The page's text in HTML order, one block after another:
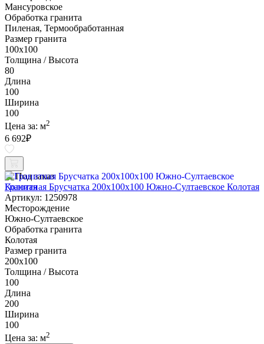
Мансуровское
Обработка гранита
Пиленая, Термообработанная
Размер гранита
100х100
Толщина / Высота
80
Длина
100
Ширина
100
Цена за: м2
6 692₽
Под заказ
Гранитная Брусчатка 200х100x100 Южно-Султаевское Колотая
Артикул: 1250978
Месторождение
Южно-Султаевское
Обработка гранита
Колотая
Размер гранита
200х100
Толщина / Высота
100
Длина
200
Ширина
100
Цена за: м2